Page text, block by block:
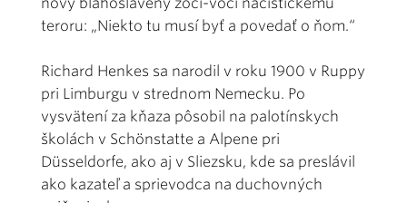
teroru: „Niekto tu musí byť a povedať o ňom.“
Richard Henkes sa narodil v roku 1900 v Ruppy
pri Limburgu v strednom Nemecku. Po
vysvätení za kňaza pôsobil na palotínskych
školách v Schönstatte a Alpene pri
Düsseldorfe, ako aj v Sliezsku, kde sa preslávil
ako kazateľ a sprievodca na duchovných